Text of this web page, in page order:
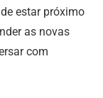
estar próximo
as novas
com